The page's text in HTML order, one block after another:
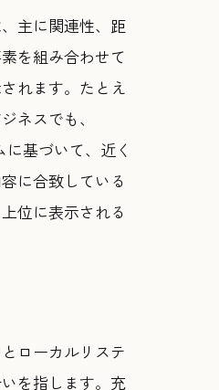
主に関連性、距
を組み合わせて
れます。たとえ
ネスでも、
基づいて、近く
に合致している
位に表示される
ローカルリステ
を指します。充